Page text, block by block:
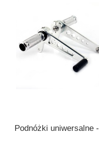
Podnóżki uniwersalne